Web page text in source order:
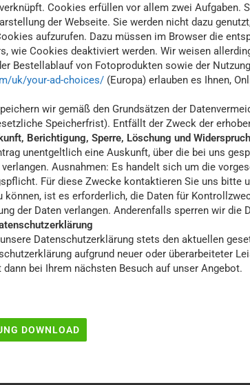
Cookies erfüllen vor allem zwei Aufgaben.
der Webseite. Sie werden nicht dazu
aufzurufen. Dazu müssen im Browser die
wie Cookies deaktiviert werden. Wir weisen
Bestellablauf von Fotoprodukten sowie der
uk/your-ad-choices/ (Europa) erlauben es Ihnen,
wir gemäß den Grundsätzen der
Speicherfrist). Entfällt der Zweck der
Berichtigung, Sperre, Löschung und Widerspruch
unentgeltlich eine Auskunft, über die bei uns
Ausnahmen: Es handelt sich um die
Für diese Zwecke kontaktieren Sie uns bitte
können, ist es erforderlich, die Daten für
der Daten verlangen. Anderenfalls sperren wir die
Datenschutzerklärung stets den aktuellen
aufgrund neuer oder überarbeiteter
bei Ihrem nächsten Besuch auf unser Angebot.
DOWNLOAD